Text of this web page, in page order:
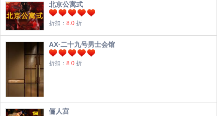
北京公寓式
折扣： 8.0 折
AX·二十九号男士会馆
折扣： 8.0 折
俪人宫